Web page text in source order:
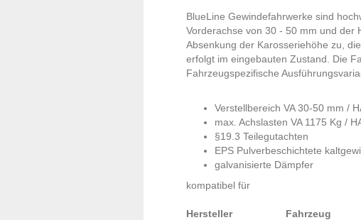
BlueLine Gewindefahrwerke sind
Vorderachse von 30 - 50 mm und der
Absenkung der Karosseriehöhe zu,
erfolgt im eingebauten Zustand. Die
Fahrzeugspezifische
Verstellbereich VA 30-50 mm /
max. Achslasten VA 1175 Kg /
§19.3 Teilegutachten
EPS Pulverbeschichtete
galvanisierte Dämpfer
kompatibel für
Hersteller Fahrzeug